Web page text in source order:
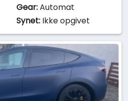
Gear:Automat
Synet: Ikke opgivet